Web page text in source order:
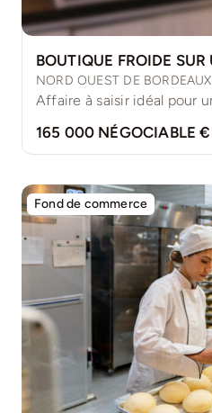
NORD OUEST DE BORDEAUX
165 000 NÉGOCIABLE €
Fond de commerce